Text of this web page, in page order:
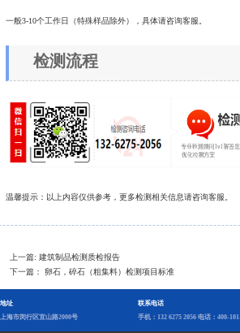
一般3-10个工作日（特殊样品除外），具体请咨询客服。
检测流程
温馨提示：以上内容仅供参考，更多检测相关信息请咨询客服。
上一篇: 建筑制品检测质检报告
下一篇： 卵石，碎石（粗集料）检测项目标准
地址
上海市闵行区宜山路2000号
联系电话
手机：132 6275 2056 电话：400-